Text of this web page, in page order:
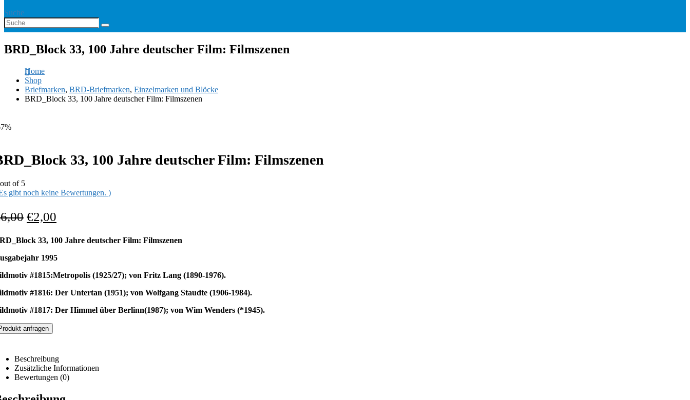
Suche
BRD_Block 33, 100 Jahre deutscher Film: Filmszenen
Home
Shop
Briefmarken, BRD-Briefmarken, Einzelmarken und Blöcke
BRD_Block 33, 100 Jahre deutscher Film: Filmszenen
33, 100 Jahre deutscher Film: Filmszenen
of 5
gibt noch keine Bewertungen. )
6,00 €2,00
33, 100 Jahre deutscher Film: Filmszenen
1995
#1815:Metropolis (1925/27); von Fritz Lang (1890-1976).
#1816: Der Untertan (1951); von Wolfgang Staudte (1906-1984).
#1817: Der Himmel über Berlinn(1987); von Wim Wenders (*1945).
anfragen
Beschreibung
Zusätzliche Informationen
Bewertungen (0)